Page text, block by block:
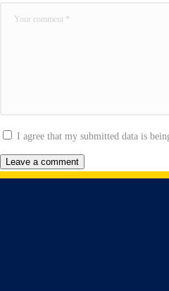
I agree that my submitted data is